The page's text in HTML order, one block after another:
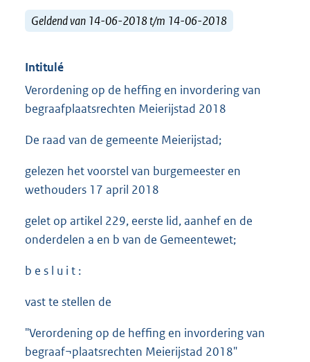
Geldend van 14-06-2018 t/m 14-06-2018
Intitulé
Verordening op de heffing en invordering van
begraafplaatsrechten Meierijstad 2018
De raad van de gemeente Meierijstad;
gelezen het voorstel van burgemeester en
wethouders 17 april 2018
gelet op artikel 229, eerste lid, aanhef en de
onderdelen a en b van de Gemeentewet;
b e s l u i t :
vast te stellen de
"Verordening op de heffing en invordering van
begraaf¬plaatsrechten Meierijstad 2018"